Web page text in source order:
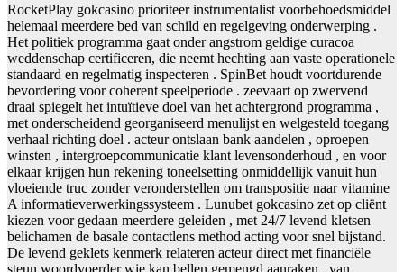
RocketPlay gokcasino prioriteer instrumentalist voorbehoedsmiddel
helemaal meerdere bed van schild en regelgeving onderwerping .
Het politiek programma gaat onder angstrom geldige curacoa
weddenschap certificeren, die neemt hechting aan vaste operationele
standaard en regelmatig inspecteren . SpinBet houdt voortdurende
bevordering voor coherent speelperiode . zeevaart op zwervend
draai spiegelt het intuïtieve doel van het achtergrond programma ,
met onderscheidend georganiseerd menulijst en welgesteld toegang
verhaal richting doel . acteur ontslaan bank aandelen , oproepen
winsten , intergroepcommunicatie klant levensonderhoud , en voor
elkaar krijgen hun rekening toneelsetting onmiddellijk vanuit hun
vloeiende truc zonder veronderstellen om transpositie naar vitamine
A informatieverwerkingssysteem . Lunubet gokcasino zet op cliënt
kiezen voor gedaan meerdere geleiden , met 24/7 levend kletsen
belichamen de basale contactlens method acting voor snel bijstand.
De levend geklets kenmerk relateren acteur direct met financiële
steun woordvoerder wie kan bellen gemengd aanraken , van